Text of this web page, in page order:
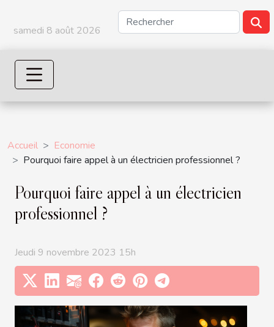
samedi 8 août 2026
Accueil
Economie
Pourquoi faire appel à un électricien professionnel ?
Pourquoi faire appel à un électricien
professionnel ?
Jeudi 9 novembre 2023 15h